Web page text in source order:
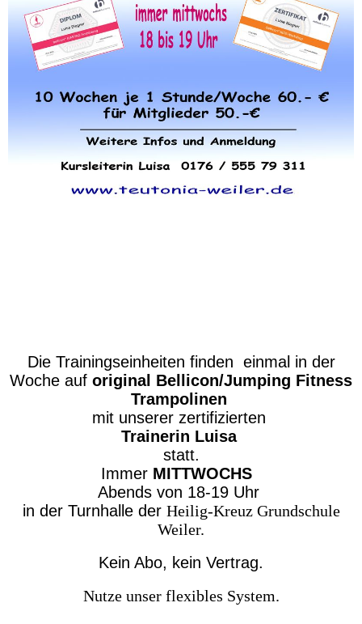
Die Trainingseinheiten finden einmal in der
Woche auf original Bellicon/Jumping Fitness
Trampolinen
mit unserer zertifizierten
Trainerin Luisa
statt.
Immer MITTWOCHS
Abends von 18-19 Uhr
in der Turnhalle der Heilig-Kreuz Grundschule
Weiler.
Kein Abo, kein Vertrag.
Nutze unser flexibles System.